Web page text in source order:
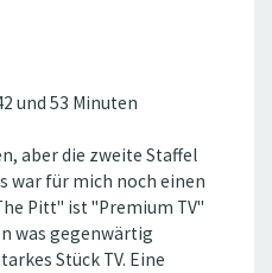
und 53 Minuten
aber die zweite Staffel
war für mich noch einen
Pitt'' ist ''Premium TV''
was gegenwärtig
Stück TV. Eine